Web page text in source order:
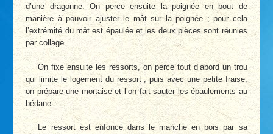
d’une dragonne. On perce ensuite la poignée en bout de
manière à pouvoir ajuster le mât sur la poignée ; pour cela
l’extrémité du mât est épaulée et les deux pièces sont réunies
par collage.
On fixe ensuite les ressorts, on perce tout d’abord un trou
qui limite le logement du ressort ; puis avec une petite fraise,
on prépare une mortaise et l’on fait sauter les épaulements au
bédane.
Le ressort est enfoncé dans le manche en bois par sa